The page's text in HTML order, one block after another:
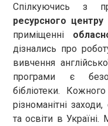
Спілкуючись з
ресурсного
приміщенні
дізнались про
вивчення
програми є
бібліотеки.
різноманітні
та освіти в